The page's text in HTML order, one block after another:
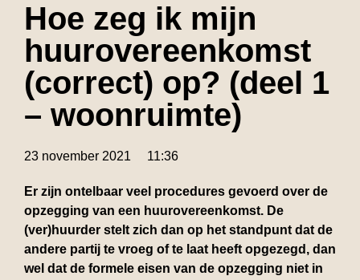
Hoe zeg ik mijn
huurovereenkomst
(correct) op? (deel 1
– woonruimte)
23 november 2021 11:36
Er zijn ontelbaar veel procedures gevoerd over de
opzegging van een huurovereenkomst. De
(ver)huurder stelt zich dan op het standpunt dat de
andere partij te vroeg of te laat heeft opgezegd, dan
wel dat de formele eisen van de opzegging niet in